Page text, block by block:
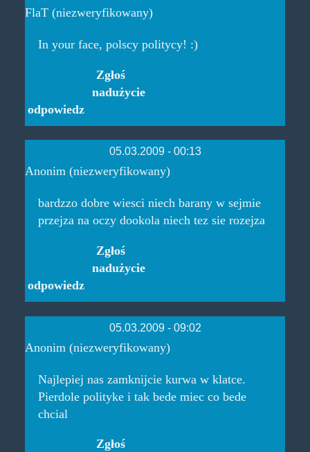
FlaT (niezweryfikowany)
In your face, polscy politycy! :)
odpowiedz
Zgłoś
nadużycie
05.03.2009 - 00:13
Anonim (niezweryfikowany)
bardzzo dobre wiesci niech barany w sejmie
przejza na oczy dookola niech tez sie rozejza
odpowiedz
Zgłoś
nadużycie
05.03.2009 - 09:02
Anonim (niezweryfikowany)
Najlepiej nas zamknijcie kurwa w klatce.
Pierdole polityke i tak bede miec co bede
chcial
Zgłoś